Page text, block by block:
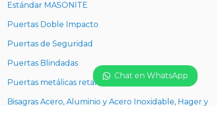
Estándar MASONITE
Puertas Doble Impacto
Puertas de Seguridad
Puertas Blindadas
Puertas metálicas retardadoras de fuego
Bisagras Acero, Aluminio y Acero Inoxidable, Hager y
Chat en WhatsApp